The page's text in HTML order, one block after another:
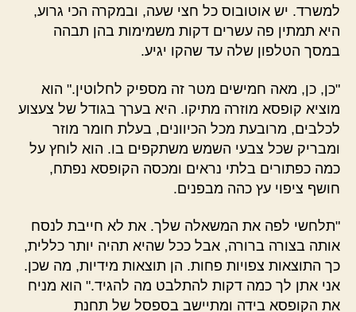
למשרד. יש אוטובוס כל חצי שעה, ובמקרה הכי גרוע,
היא תמתין פה עשרים דקות משמימות בהן תבהה
במסך הטלפון שלה עד שהקו יגיע.
"כן, כן, מאה חמישים מטר זה מספיק לחלוטין." הוא
מוציא קופסא מוזרה מתיקו. היא בערך בגודל של צעצוע
לכלבים, מרובעת מכל הכיוונים, בעלת חומר מוזר
ומבריק שכל צבעי השמש משתקפים בו. הוא לוחץ על
כמה כפתורים בלתי נראים ומכסה הקופסא נפתח,
חושף ציפוי עץ כהה מבפנים.
"תלחשי לפה את המשאלה שלך. את לא חייבת לנסח
אותה בצורה ברורה, אבל ככל שהיא תהיה יותר כללית,
כך התוצאות צפויות פחות. הן תוצאות מידיות, מה שכן.
אני אתן לך כמה דקות להתלבט מה להגיד." הוא מניח
את הקופסא בידה ומתיישב בספסל של תחנת